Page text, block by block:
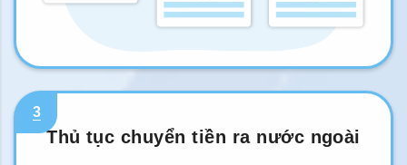
3
Thủ tục chuyển tiền ra nước ngoài